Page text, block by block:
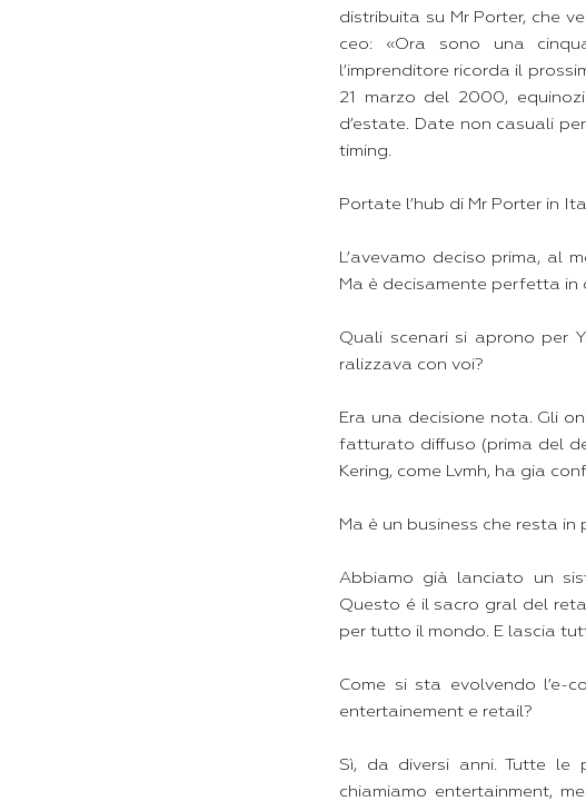
distribuita su Mr Porter, che
ceo: «Ora sono una
l’imprenditore ricorda il
21 marzo del 2000,
d’estate. Date non casuali
timing.
Portate l’hub di Mr Porter in
L’avevamo deciso prima, al
Ma è decisamente perfetta in
Quali scenari si aprono per
ralizzava con voi?
Era una decisione nota. Gli
fatturato diffuso (prima del
Kering, come Lvmh, ha gia
Ma è un business che resta in
Abbiamo già lanciato un
Questo é il sacro gral del
per tutto il mondo. E lascia
Come si sta evolvendo l’e-
entertainement e retail?
Sì, da diversi anni. Tutte le
chiamiamo entertainment,